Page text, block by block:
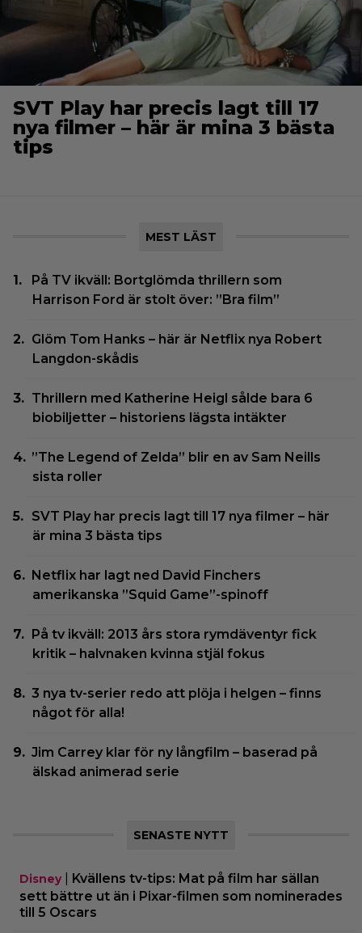
SVT Play har precis lagt till 17
nya filmer – här är mina 3 bästa
tips
MEST LÄST
På TV ikväll: Bortglömda thrillern som
Harrison Ford är stolt över: ”Bra film”
Glöm Tom Hanks – här är Netflix nya Robert
Langdon-skådis
Thrillern med Katherine Heigl sålde bara 6
biobiljetter – historiens lägsta intäkter
”The Legend of Zelda” blir en av Sam Neills
sista roller
SVT Play har precis lagt till 17 nya filmer – här
är mina 3 bästa tips
Netflix har lagt ned David Finchers
amerikanska ”Squid Game”-spinoff
På tv ikväll: 2013 års stora rymdäventyr fick
kritik – halvnaken kvinna stjäl fokus
3 nya tv-serier redo att plöja i helgen – finns
något för alla!
Jim Carrey klar för ny långfilm – baserad på
älskad animerad serie
SENASTE NYTT
Disney| Kvällens tv-tips: Mat på film har sällan
sett bättre ut än i Pixar-filmen som nominerades
till 5 Oscars